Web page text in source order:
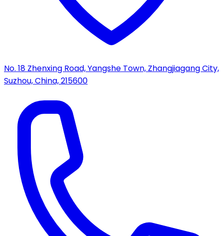
No. 18 Zhenxing Road, Yangshe Town, Zhangjiagang City,
Suzhou, China, 215600